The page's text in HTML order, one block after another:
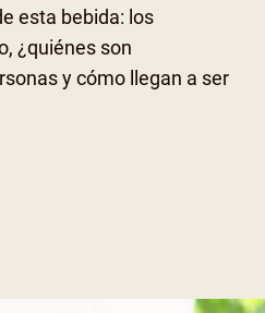
esta bebida: los
¿quiénes son
y cómo llegan a ser